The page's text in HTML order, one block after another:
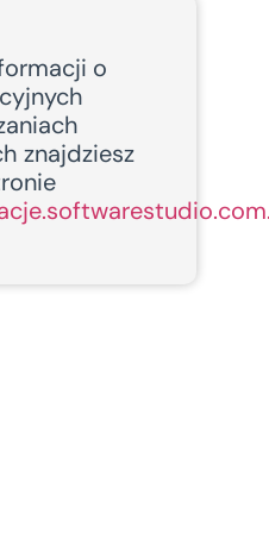
o
znajdziesz